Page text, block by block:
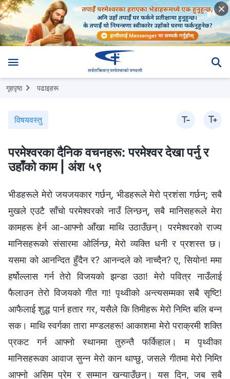
गृहपृष्ठ पढाइहरू
विषयवस्तु
परमेश्‍वरका दैनिक वचनहरू: परमेश्‍वर देखा पर्नु र
उहाँको काम | अंश ५९
भीडहरूले मेरो जयजयकार गर्छन्, भीडहरूले मेरो प्रशंसा गर्छन्; सबै
मुखले एउटै साँचो परमेश्‍वरको नाउँ लिन्छन्, सबै मानिसहरूले मेरा
कामहरू हेर्न आ-आफ्नो आँखा माथि उठाउँछन्। परमेश्‍वरको राज्य
मानिसहरूको संसारमा ओर्लिन्छ, मेरो व्यक्ति धनी र प्रशस्त छ।
यसमा को आनन्दित हुँदैन र? आनन्दले को नाच्दैन? ए, सियोन! ममा
हर्षोल्‍लास गर्न तेरो विजयको झन्डा उठा! मेरो पवित्र नाउँलाई
फैलाउन तेरो विजयको गीत गा! पृथ्वीको अन्त्यसम्‍मका सबै सृष्टि!
आफैलाई शुद्ध पार्न हतार गर, यसैले कि तिमीहरू मेरो निम्ति बलि बन्न
सक। माथि स्वर्गका तारा मण्डलहरू! आकाशमा मेरो पराक्रमी शक्ति
प्रकट गर्न आफ्‍नो स्थानमा तुरुन्तै फर्किहाल। म पृथ्वीका
मानिसहरूका आवाज सुन्न मेरो कान थाप्छु, जसले गीतमा मेरो निम्ति
आफ्नो असिम प्रेम र सम्मान खन्याउँछन्। यस दिन, जब सबै